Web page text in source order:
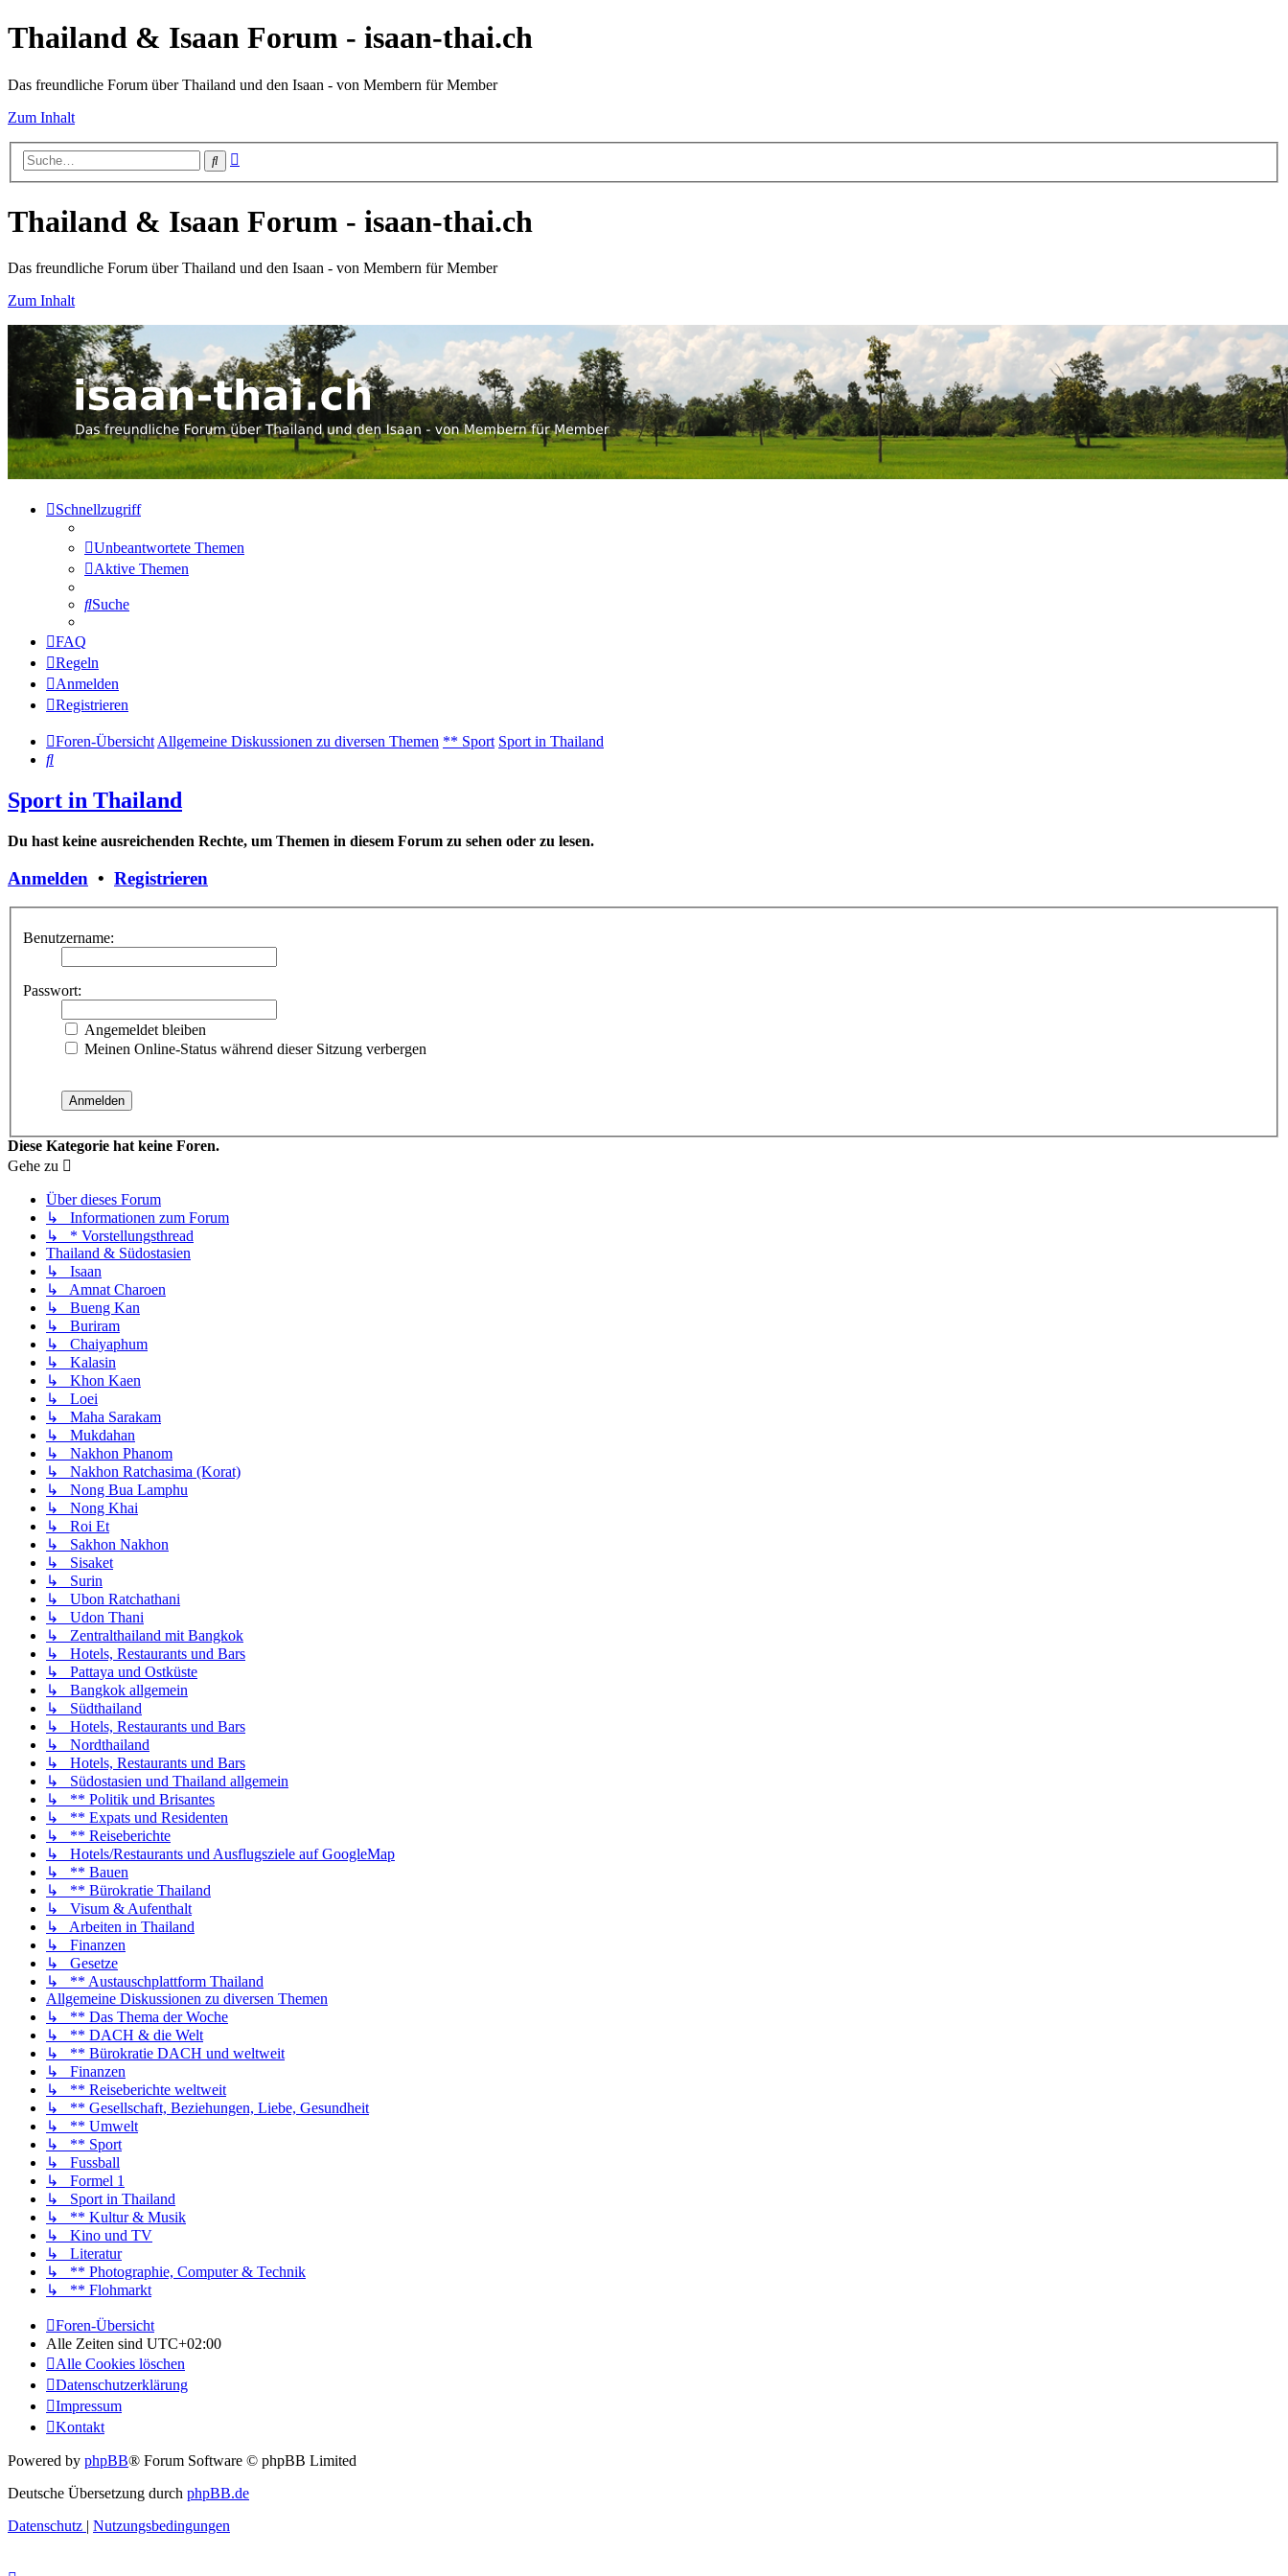
Thailand & Isaan Forum - isaan-thai.ch
Das freundliche Forum über Thailand und den Isaan - von Membern für Member
Zum Inhalt
Suche
Thailand & Isaan Forum - isaan-thai.ch
Das freundliche Forum über Thailand und den Isaan - von Membern für Member
Zum Inhalt
Schnellzugriff
Unbeantwortete Themen
Aktive Themen
Suche
FAQ
Regeln
Anmelden
Registrieren
Foren-Übersicht Allgemeine Diskussionen zu diversen Themen ** Sport Sport in Thailand
Suche
Sport in Thailand
Du hast keine ausreichenden Rechte, um Themen in diesem Forum zu sehen oder zu lesen.
Anmelden • Registrieren
Benutzername:
Passwort:
Angemeldet bleiben
Meinen Online-Status während dieser Sitzung verbergen
Diese Kategorie hat keine Foren.
Gehe zu
Über dieses Forum
↳ Informationen zum Forum
↳ * Vorstellungsthread
Thailand & Südostasien
↳ Isaan
↳ Amnat Charoen
↳ Bueng Kan
↳ Buriram
↳ Chaiyaphum
↳ Kalasin
↳ Khon Kaen
↳ Loei
↳ Maha Sarakam
↳ Mukdahan
↳ Nakhon Phanom
↳ Nakhon Ratchasima (Korat)
↳ Nong Bua Lamphu
↳ Nong Khai
↳ Roi Et
↳ Sakhon Nakhon
↳ Sisaket
↳ Surin
↳ Ubon Ratchathani
↳ Udon Thani
↳ Zentralthailand mit Bangkok
↳ Hotels, Restaurants und Bars
↳ Pattaya und Ostküste
↳ Bangkok allgemein
↳ Südthailand
↳ Hotels, Restaurants und Bars
↳ Nordthailand
↳ Hotels, Restaurants und Bars
↳ Südostasien und Thailand allgemein
↳ ** Politik und Brisantes
↳ ** Expats und Residenten
↳ ** Reiseberichte
↳ Hotels/Restaurants und Ausflugsziele auf GoogleMap
↳ ** Bauen
↳ ** Bürokratie Thailand
↳ Visum & Aufenthalt
↳ Arbeiten in Thailand
↳ Finanzen
↳ Gesetze
↳ ** Austauschplattform Thailand
Allgemeine Diskussionen zu diversen Themen
↳ ** Das Thema der Woche
↳ ** DACH & die Welt
↳ ** Bürokratie DACH und weltweit
↳ Finanzen
↳ ** Reiseberichte weltweit
↳ ** Gesellschaft, Beziehungen, Liebe, Gesundheit
↳ ** Umwelt
↳ ** Sport
↳ Fussball
↳ Formel 1
↳ Sport in Thailand
↳ ** Kultur & Musik
↳ Kino und TV
↳ Literatur
↳ ** Photographie, Computer & Technik
↳ ** Flohmarkt
Foren-Übersicht
Alle Zeiten sind UTC+02:00
Alle Cookies löschen
Datenschutzerklärung
Impressum
Kontakt
Powered by phpBB® Forum Software © phpBB Limited
Deutsche Übersetzung durch phpBB.de
Datenschutz | Nutzungsbedingungen